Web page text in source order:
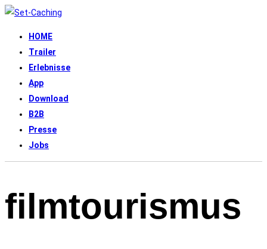
HOME
Trailer
Erlebnisse
App
Download
B2B
Presse
Jobs
filmtourismus